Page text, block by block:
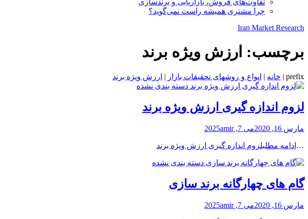
تفاوت‌های فروش، بازاریابی و برندسازی
چرا مشتری همیشه راست نمی‌گوید؟
Iran Market Research
برچسب: ارزش ویژه برند
prefix
| خانه | انواع و روشهای تحقیقات بازار | ارزش ویژه برند
دسته بندی نشده
لزوم اندازه گیری ارزش ویژه برند
مارس 16, 2020 می 7, 2025 amir
… ادامه مطلبلزوم اندازه گیری ارزش ویژه برند
دسته بندی نشده
گام های چهارگانه برند سازی
مارس 16, 2020 می 7, 2025 amir